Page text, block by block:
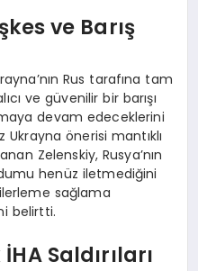
ve Barış
Rus tarafına tam
ve güvenilir bir barışı
devam edeceklerini
Ukrayna önerisi mantıklı
Zelenskiy, Rusya’nın
henüz iletmediğini
sağlama
belirtti.
Saldırıları